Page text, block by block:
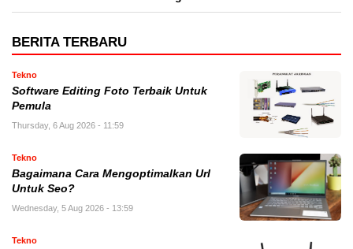
BERITA TERBARU
Tekno
Software Editing Foto Terbaik Untuk
Pemula
Thursday, 6 Aug 2026 - 11:59
Tekno
Bagaimana Cara Mengoptimalkan Url
Untuk Seo?
Wednesday, 5 Aug 2026 - 13:59
Tekno